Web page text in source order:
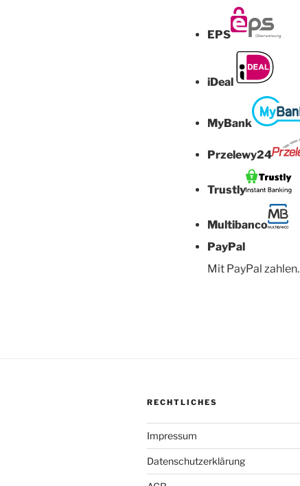
EPS
iDeal
MyBank
Przelewy24
Trustly
Multibanco
PayPal
Mit PayPal zahlen.
RECHTLICHES
Impressum
Datenschutzerklärung